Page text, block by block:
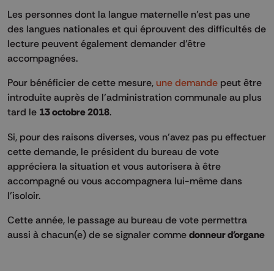
Les personnes dont la langue maternelle n’est pas une
des langues nationales et qui éprouvent des difficultés de
lecture peuvent également demander d’être
accompagnées.
Pour bénéficier de cette mesure, une demande peut être
introduite auprès de l’administration communale au plus
tard le 13 octobre 2018.
Si, pour des raisons diverses, vous n’avez pas pu effectuer
cette demande, le président du bureau de vote
appréciera la situation et vous autorisera à être
accompagné ou vous accompagnera lui-même dans
l’isoloir.
Cette année, le passage au bureau de vote permettra
aussi à chacun(e) de se signaler comme donneur d'organe